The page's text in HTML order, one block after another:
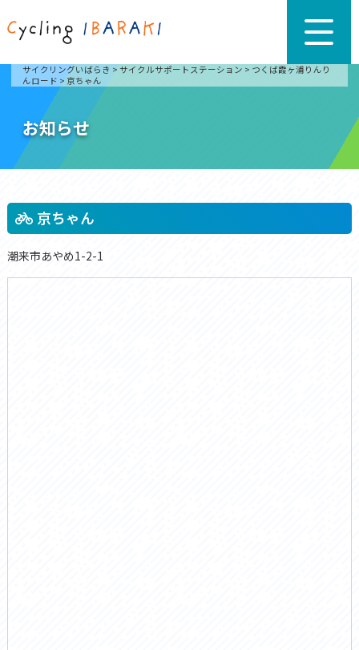
サイクリングいばらき > サイクルサポートステーション > つくば霞ヶ浦りんり
んロード >京ちゃん
お知らせ
京ちゃん
潮来市あやめ1-2-1